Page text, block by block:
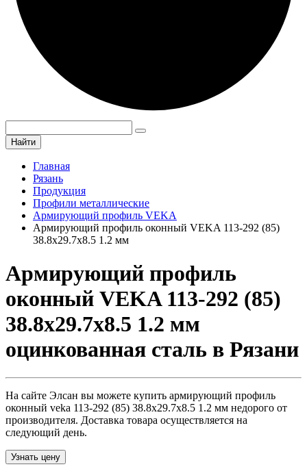
Найти
Главная
Рязань
Продукция
Профили металлические
Армирующий профиль VEKA
Армирующий профиль оконный VEKA 113-292 (85)
38.8х29.7х8.5 1.2 мм
Армирующий профиль
оконный VEKA 113-292 (85)
38.8х29.7х8.5 1.2 мм
оцинкованная сталь в Рязани
На сайте Элсан вы можете купить армирующий профиль
оконный veka 113-292 (85) 38.8х29.7х8.5 1.2 мм недорого от
производителя. Доставка товара осуществляется на
следующий день.
Узнать цену